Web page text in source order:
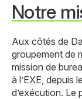
Notre
Aux côtés de
groupement de
mission de
à l’EXE, depuis
d’exécution. Le